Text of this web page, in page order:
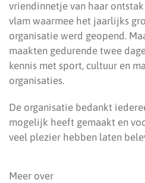
vriendinnetje van haar
vlam waarmee het jaarlijks
organisatie werd geopend.
maakten gedurende twee
kennis met sport, cultuur en
organisaties.
De organisatie bedankt
mogelijk heeft gemaakt en
veel plezier hebben laten
Meer over